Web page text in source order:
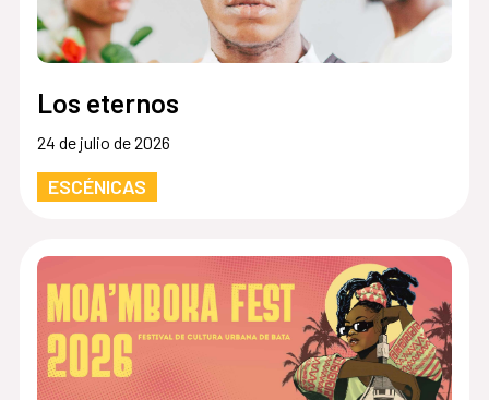
Los eternos
24 de julio de 2026
ESCÉNICAS